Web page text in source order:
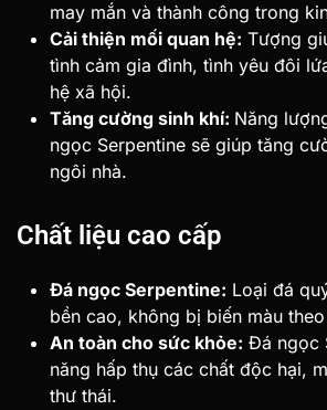
may mắn và thành công trong
Cải thiện mối quan hệ: Tượng
tình cảm gia đình, tình yêu đôi
hệ xã hội.
Tăng cường sinh khí: Năng
ngọc Serpentine sẽ giúp tăng
ngôi nhà.
Chất liệu cao cấp
Đá ngọc Serpentine: Loại đá
bền cao, không bị biến màu
An toàn cho sức khỏe: Đá ngọc
năng hấp thụ các chất độc hại,
thư thái.